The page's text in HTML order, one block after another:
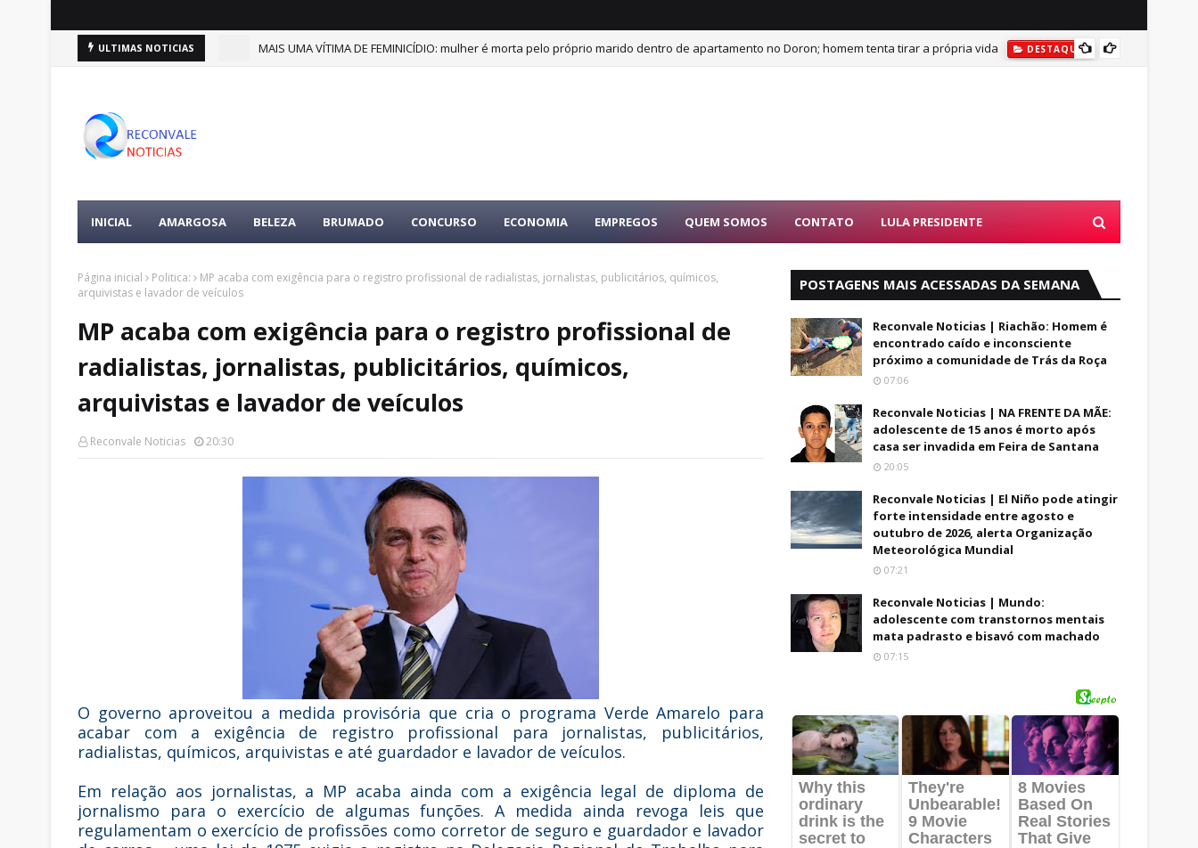
ULTIMAS NOTICIAS
DESTAQUES MAIS UMA VÍTIMA DE FEMINICÍDIO: mulher é morta pelo próprio marido dentro de apartamento no Doron; homem tenta tirar a própria vida DESTAQUES
INICIAL AMARGOSA BELEZA BRUMADO CONCURSO ECONOMIA EMPREGOS QUEM SOMOS CONTATO LULA PRESIDENTE
Página inicial Politica:
MP acaba com exigência para o registro profissional de radialistas, jornalistas, publicitários, químicos,
arquivistas e lavador de veículos
MP acaba com exigência para o registro profissional de
radialistas, jornalistas, publicitários, químicos,
arquivistas e lavador de veículos
Reconvale Noticias 20:30
O governo aproveitou a medida provisória que cria o programa Verde Amarelo para
acabar com a exigência de registro profissional para jornalistas, publicitários,
radialistas, químicos, arquivistas e até guardador e lavador de veículos.
Em relação aos jornalistas, a MP acaba ainda com a exigência legal de diploma de
jornalismo para o exercício de algumas funções. A medida ainda revoga leis que
regulamentam o exercício de profissões como corretor de seguro e guardador e lavador
POSTAGENS MAIS ACESSADAS DA SEMANA
Reconvale Noticias | Riachão: Homem é
encontrado caído e inconsciente
próximo a comunidade de Trás da Roça
07:06
Reconvale Noticias | NA FRENTE DA MÃE:
adolescente de 15 anos é morto após
casa ser invadida em Feira de Santana
20:05
Reconvale Noticias | El Niño pode atingir
forte intensidade entre agosto e
outubro de 2026, alerta Organização
Meteorológica Mundial
07:21
Reconvale Noticias | Mundo:
adolescente com transtornos mentais
mata padrasto e bisavó com machado
07:15